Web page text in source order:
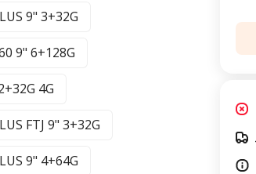
9" 3+32G
9" 6+128G
4G
FTJ 9" 3+32G
9" 4+64G